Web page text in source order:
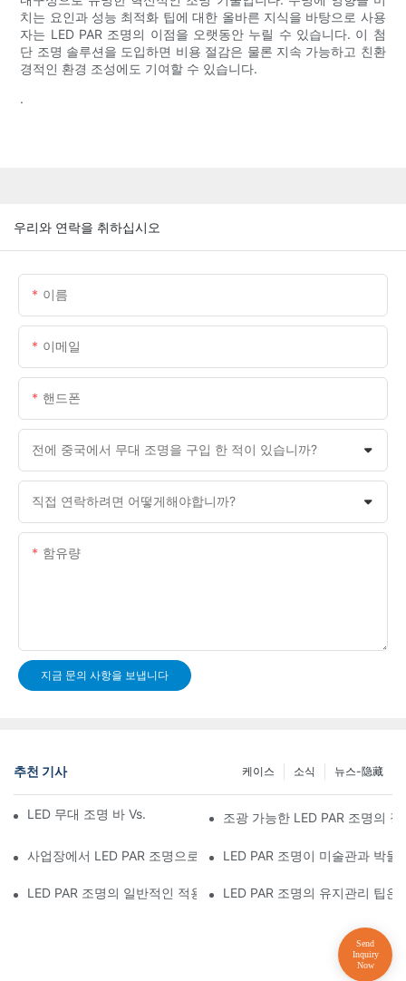
치는 요인과 성능 최적화 팁에 대한 올바른 지식을 바탕으로 사용
자는 LED PAR 조명의 이점을 오랫동안 누릴 수 있습니다. 이 첨
단 조명 솔루션을 도입하면 비용 절감은 물론 지속 가능하고 친환
경적인 환경 조성에도 기여할 수 있습니다.
.
우리와 연락을 취하십시오
이름
이메일
핸드폰
전에 중국에서 무대 조명을 구입 한 적이 있습니까?
직접 연락하려면 어떻게해야합니까?
함유량
지금 문의 사항을 보냅니다
추천 기사 뉴스-隐藏
소식
케이스
LED 무대 조명 바 Vs. 기존 무대 조명: 장단점조광 가능한 LED PAR 조명의
사업장에서 LED PAR 조명으로 업그레이드해야 하는 이유는 무엇
LED PAR 조명이 미술관과 박
LED PAR 조명의 일반적인 적용 분야는 무엇입니까?
LED PAR 조명의 유지관리 팁은